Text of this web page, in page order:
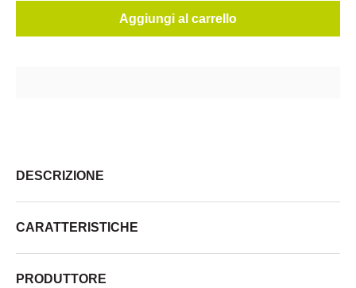
Aggiungi al carrello
DESCRIZIONE
CARATTERISTICHE
PRODUTTORE